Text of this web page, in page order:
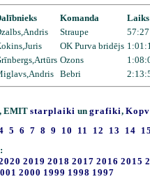
Komanda
Laiks
Straupe
OK Purva bridējs
Ozons
Bebri
, EMIT starplaiki un grafiki,
5 6 7 8 9 10 11 12 13 14
2019 2018 2017 2016 2015
2000 1999 1998 1997